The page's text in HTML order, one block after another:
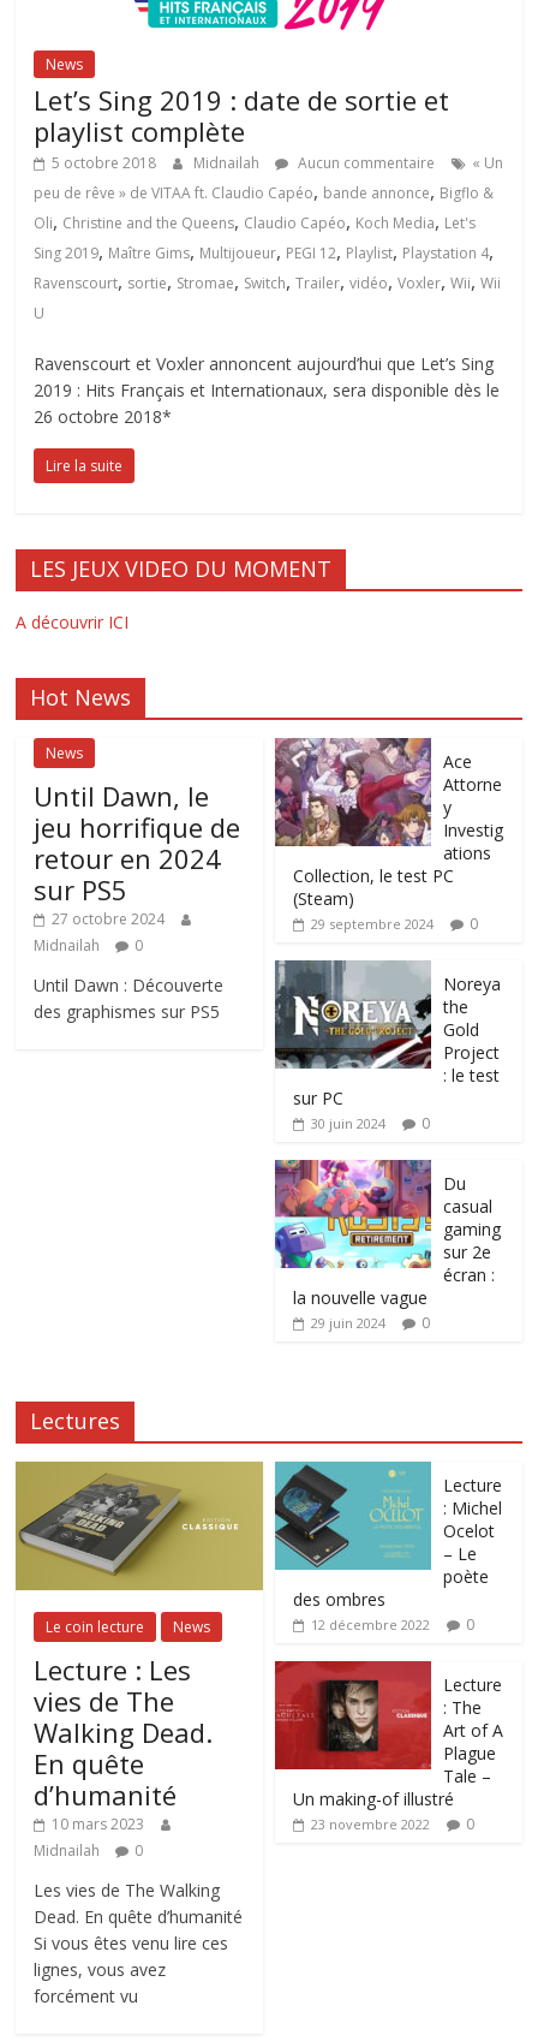
News
Let’s Sing 2019 : date de sortie et
playlist complète
5 octobre 2018 Midnailah Aucun commentaire
« Un
peu de rêve » de VITAA ft. Claudio Capéo, bande annonce, Bigflo &
Oli, Christine and the Queens, Claudio Capéo, Koch Media, Let's
Sing 2019, Maître Gims, Multijoueur, PEGI 12, Playlist, Playstation 4,
Ravenscourt, sortie, Stromae, Switch,Trailer,vidéo,Voxler,Wii,Wii
U
Ravenscourt et Voxler annoncent aujourd’hui que Let’s Sing
2019 : Hits Français et Internationaux, sera disponible dès le
26 octobre 2018*
Lire la suite
LES JEUX VIDEO DU MOMENT
A découvrir ICI
Hot News
News
Until Dawn, le
jeu horrifique de
retour en 2024
sur PS5
27 octobre 2024
Midnailah
0
Until Dawn : Découverte
des graphismes sur PS5
Ace
Attorne
y
Investig
ations
Collection, le test PC
(Steam)
29 septembre 2024 0
Noreya
the
Gold
Project
: le test
sur PC
30 juin 2024 0
Du
casual
gaming
sur 2e
écran :
la nouvelle vague
29 juin 2024 0
Lectures
Le coin lecture News
Lecture : Les
vies de The
Walking Dead.
En quête
d’humanité
10 mars 2023
Midnailah
0
Les vies de The Walking
Dead. En quête d’humanité
Si vous êtes venu lire ces
lignes, vous avez
forcément vu
Lecture
: Michel
Ocelot
– Le
poète
des ombres
12 décembre 2022 0
Lecture
: The
Art of A
Plague
Tale –
Un making-of illustré
23 novembre 2022 0